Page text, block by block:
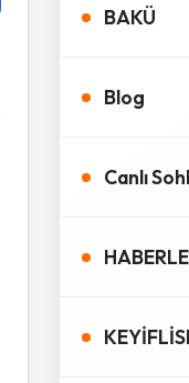
BAKÜ
Blog
Canlı